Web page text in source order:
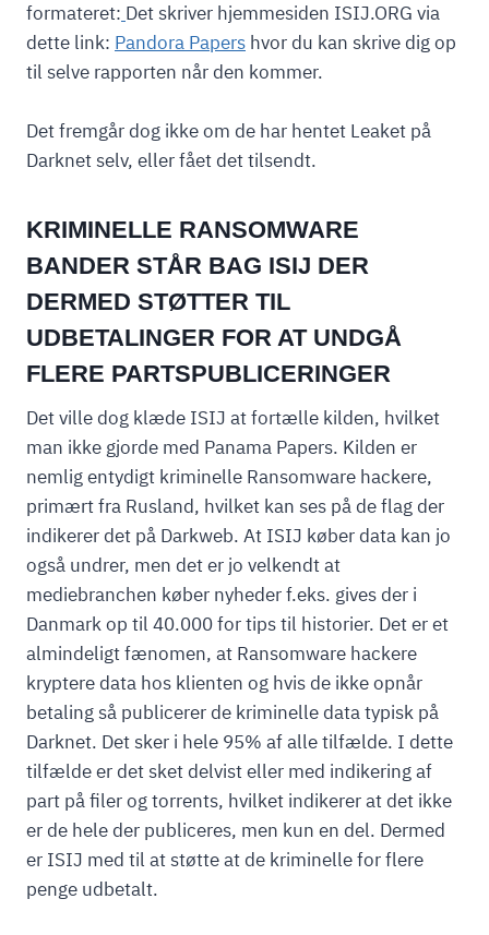
formateret: Det skriver hjemmesiden ISIJ.ORG via
dette link: Pandora Papers hvor du kan skrive dig op
til selve rapporten når den kommer.
Det fremgår dog ikke om de har hentet Leaket på
Darknet selv, eller fået det tilsendt.
KRIMINELLE RANSOMWARE
BANDER STÅR BAG ISIJ DER
DERMED STØTTER TIL
UDBETALINGER FOR AT UNDGÅ
FLERE PARTSPUBLICERINGER
Det ville dog klæde ISIJ at fortælle kilden, hvilket
man ikke gjorde med Panama Papers. Kilden er
nemlig entydigt kriminelle Ransomware hackere,
primært fra Rusland, hvilket kan ses på de flag der
indikerer det på Darkweb. At ISIJ køber data kan jo
også undrer, men det er jo velkendt at
mediebranchen køber nyheder f.eks. gives der i
Danmark op til 40.000 for tips til historier. Det er et
almindeligt fænomen, at Ransomware hackere
kryptere data hos klienten og hvis de ikke opnår
betaling så publicerer de kriminelle data typisk på
Darknet. Det sker i hele 95% af alle tilfælde. I dette
tilfælde er det sket delvist eller med indikering af
part på filer og torrents, hvilket indikerer at det ikke
er de hele der publiceres, men kun en del. Dermed
er ISIJ med til at støtte at de kriminelle for flere
penge udbetalt.